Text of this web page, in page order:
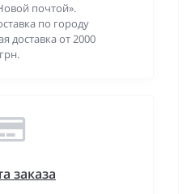
почтой».
по городу
доставка от 2000
грн.
заказа